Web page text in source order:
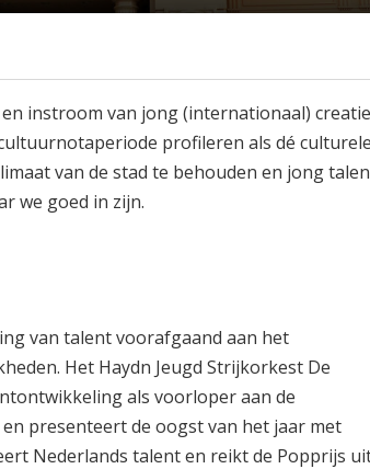
instroom van jong (internationaal)
profileren als dé culturele
van de stad te behouden en jong
we goed in zijn.
van talent voorafgaand aan het
Het Haydn Jeugd Strijkorkest De
als voorloper aan de
presenteert de oogst van het jaar met
Nederlands talent en reikt de Popprijs